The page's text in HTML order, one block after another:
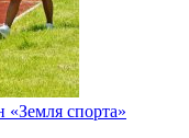
спорта»